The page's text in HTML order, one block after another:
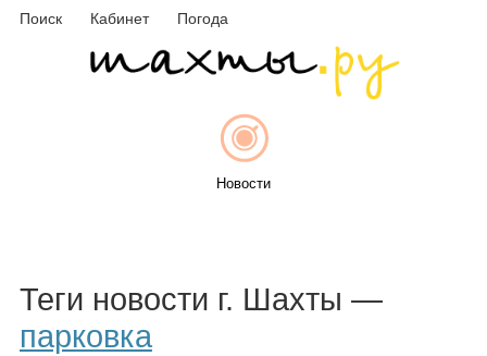
Поиск Кабинет Погода
Новости
Афиша
Теги новости г. Шахты —
парковка